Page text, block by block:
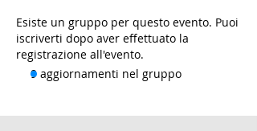
Esiste un gruppo per questo evento. Puoi
iscriverti dopo aver effettuato la
registrazione all'evento.
9 aggiornamenti nel gruppo